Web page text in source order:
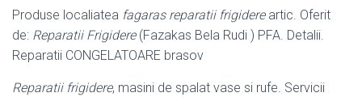
Produse localiatea fagaras reparatii frigidereartic. Oferit
de: Reparatii Frigidere(Fazakas Bela Rudi ) PFA. Detalii.
Reparatii CONGELATOARE brasov
Reparatii frigidere, masini de spalat vase si rufe. Servicii